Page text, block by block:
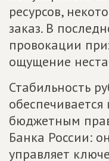
ресурсов,
заказ. В
провокации
ощущение
Стабильность
бюджетным
Банка России:
управляет